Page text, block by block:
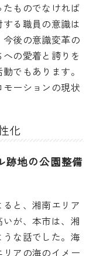
ものでなければ
る職員の意識は
後の意識変革の
の愛着と誇りを
でもあります。
ーションの現状
化
跡地の公園整備
と、湘南エリア
が、本市は、湘
な話でした。海
アの海のイメー